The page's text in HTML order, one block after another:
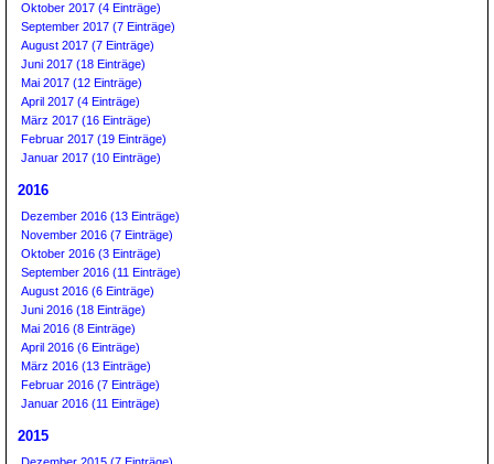
Oktober 2017 (4 Einträge)
September 2017 (7 Einträge)
August 2017 (7 Einträge)
Juni 2017 (18 Einträge)
Mai 2017 (12 Einträge)
April 2017 (4 Einträge)
März 2017 (16 Einträge)
Februar 2017 (19 Einträge)
Januar 2017 (10 Einträge)
2016
Dezember 2016 (13 Einträge)
November 2016 (7 Einträge)
Oktober 2016 (3 Einträge)
September 2016 (11 Einträge)
August 2016 (6 Einträge)
Juni 2016 (18 Einträge)
Mai 2016 (8 Einträge)
April 2016 (6 Einträge)
März 2016 (13 Einträge)
Februar 2016 (7 Einträge)
Januar 2016 (11 Einträge)
2015